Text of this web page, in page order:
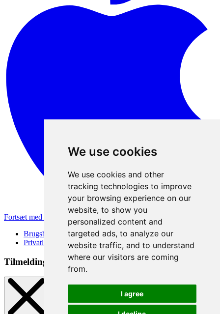
We use cookies
We use cookies and other
tracking technologies to improve
your browsing experience on our
website, to show you
personalized content and
targeted ads, to analyze our
website traffic, and to understand
where our visitors are coming
from.
I agree
Fortsæt med Apple
Brugsbetingelser
Privatlivspolitik
Tilmeldingsmetode